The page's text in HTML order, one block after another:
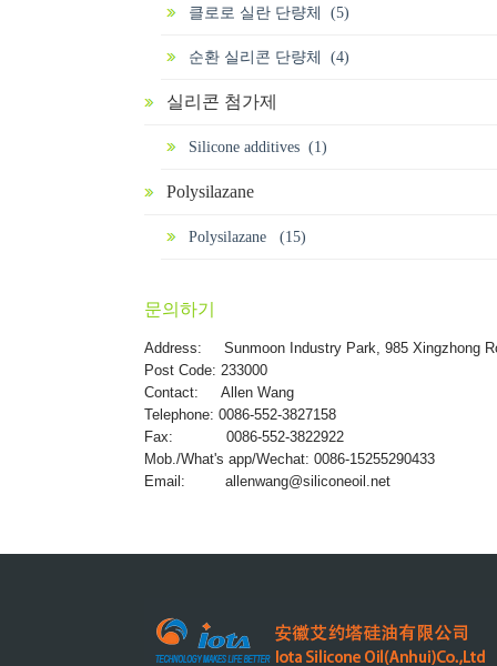
클로로 실란 단량체 (5)
순환 실리콘 단량체 (4)
실리콘 첨가제
Silicone additives (1)
Polysilazane
Polysilazane (15)
문의하기
Address: Sunmoon Industry Park, 985 Xingzhong
Post Code: 233000
Contact: Allen Wang
Telephone: 0086-552-3827158
Fax: 0086-552-3822922
Mob./What's app/Wechat: 0086-15255290433
Email: allenwang@siliconeoil.net